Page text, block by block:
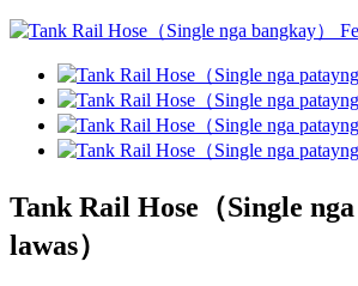
Tank Rail Hose（Single
lawas）